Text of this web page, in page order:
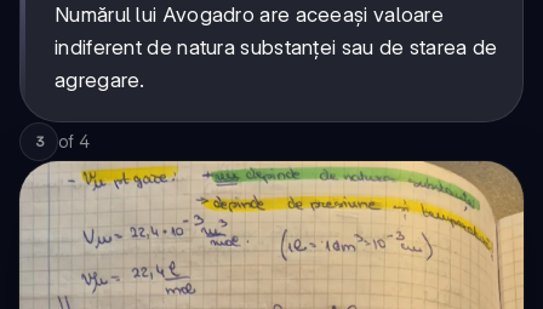
Numărul lui Avogadro are aceeași valoare
indiferent de natura substanței sau de starea de
agregare.
3 of 4